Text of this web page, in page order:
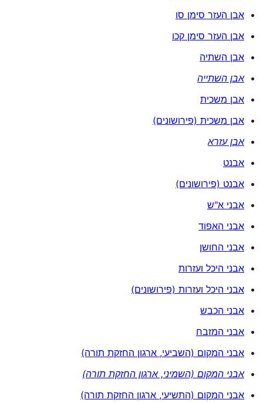
אבן העזר סימן סו
אבן העזר סימן קכו
אבן השתיה
אבן השתייה
אבן משכית
אבן משכית (פירושונים)
אבן עזרא
אבנט
אבנט (פירושונים)
אבני א"ש
אבני האפוד
אבני החושן
אבני היכל ועזרות
אבני היכל ועזרות (פירושונים)
אבני הכבש
אבני המזבח
אבני המקום (השביעי, ארגון החזקת תורה)
אבני המקום (השמיני, ארגון החזקת תורה)
אבני המקום (התשיעי, ארגון החזקת תורה)